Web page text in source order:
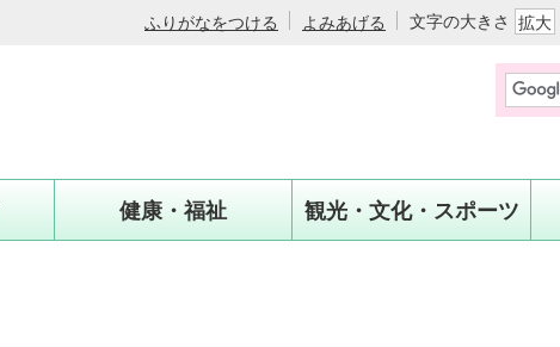
ふりがなをつける よみあげる 文字の大きさ 拡大
健康・福祉 観光・文化・スポーツ